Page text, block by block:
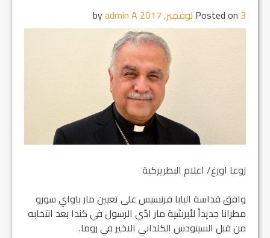
Posted on 3 نوفمبر, 2017 admin A
زوعا اورغ/ اعلام البطريركية
وافق قداسة البابا فرنسيس على تعيين مار باواي سورو
مطرانا جديداً لأبرشية مار ادّي الرسول في كندا بعد انتخابه
من قبل السينودس الكلداني الاخير في روما.